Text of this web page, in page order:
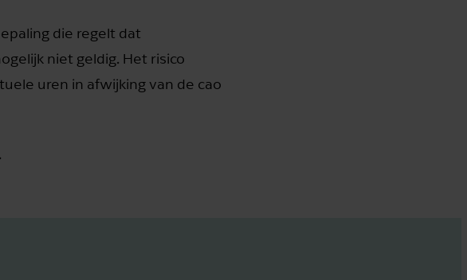
die regelt dat
niet geldig. Het risico
uren in afwijking van de cao